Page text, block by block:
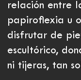
relación entre
papiroflexia u
disfrutar de
escultórico,
ni tijeras, tan